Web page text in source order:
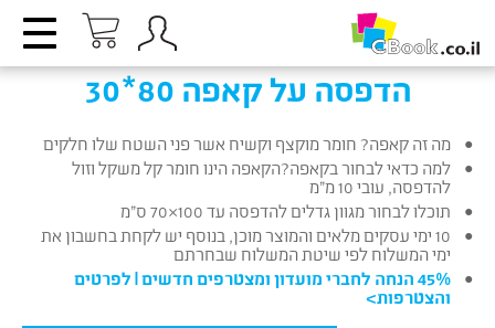
הדפסה על קאפה 80*30
מה זה קאפה? חומר מוקצף וקשיח אשר פני השטח שלו חלקים
למה כדאי לבחור בקאפה?הקאפה הינו חומר קל משקל וזול
להדפסה, עובי 10 מ”מ
תוכלו לבחור מגוון גדלים להדפסה עד 100×70 ס”מ
10 ימי עסקים מלאים והמוצר מוכן, בנוסף יש לקחת בחשבון את
ימי המשלוח לפי שיטת המשלוח שבחרתם
45% הנחה לחברי מועדון ומצטרפים חדשים |
לפרטים
והצטרפות>